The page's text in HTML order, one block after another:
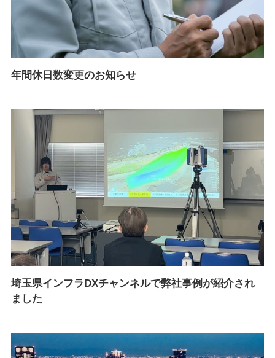
年間休日数変更のお知らせ
埼玉県インフラDXチャンネルで弊社事例が紹介され
ました